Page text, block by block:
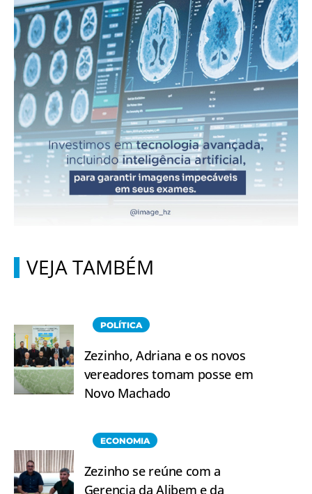
VEJA TAMBÉM
POLÍTICA
Zezinho, Adriana e os novos
vereadores tomam posse em
Novo Machado
ECONOMIA
Zezinho se reúne com a
Gerencia da Alibem e da